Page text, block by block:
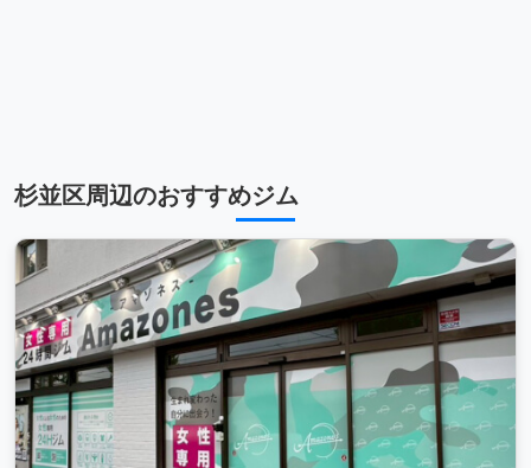
杉並区周辺のおすすめジム